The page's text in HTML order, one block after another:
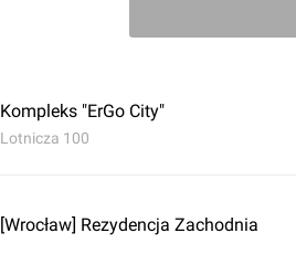
15.08.2016, 15:09
Kompleks "ErGo City"
Lotnicza 100
[Wrocław] Rezydencja Zachodnia